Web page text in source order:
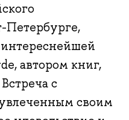
Петербурге,
автором книг,
с
своим